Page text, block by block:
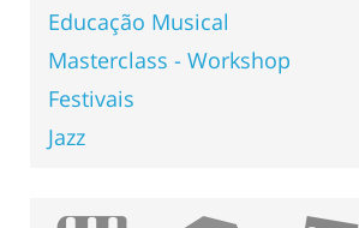
Educação Musical
Masterclass - Workshop
Festivais
Jazz